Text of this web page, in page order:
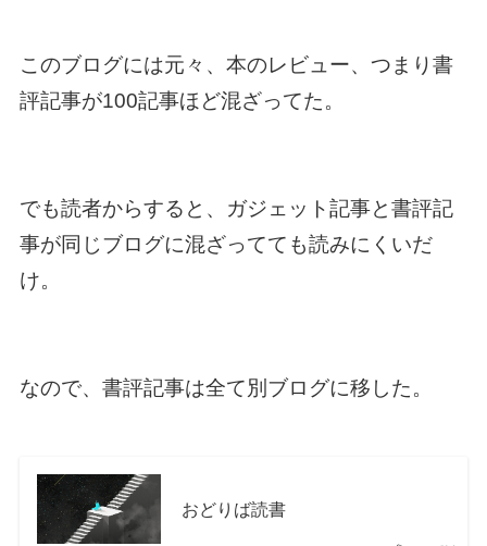
このブログには元々、本のレビュー、つまり書
評記事が100記事ほど混ざってた。
でも読者からすると、ガジェット記事と書評記
事が同じブログに混ざってても読みにくいだ
け。
なので、書評記事は全て別ブログに移した。
おどりば読書